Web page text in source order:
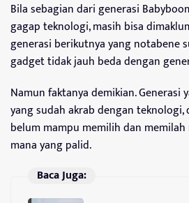
Bila sebagian dari generasi
gagap teknologi, masih bisa
generasi berikutnya yang notabene
gadget tidak jauh beda dengan
Namun faktanya demikian. Generasi
yang sudah akrab dengan teknologi,
belum mampu memilih dan
mana yang palid.
Baca Juga: